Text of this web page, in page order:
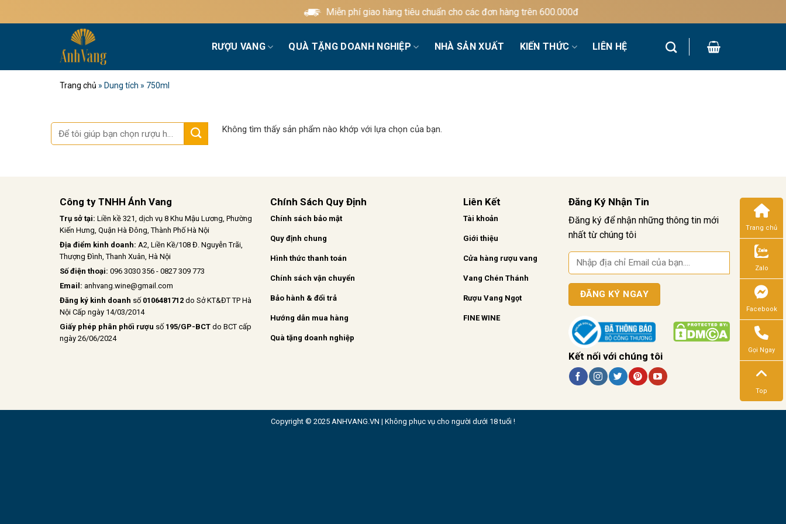
qua
Miễn phí giao hàng tiêu chuẩn cho các đơn hàng trên 600.000đ
RƯỢU VANG QUÀ TẶNG DOANH NGHIỆP NHÀ SẢN XUẤT KIẾN THỨC LIÊN HỆ
Trang chủ » Dung tích » 750ml
Tìm
kiếm:
Không tìm thấy sản phẩm nào khớp với lựa chọn của bạn.
Công ty TNHH Ánh Vang
Trụ sở tại: Liền kề 321, dịch vụ 8 Khu Mậu Lương, Phường
Kiến Hưng, Quận Hà Đông, Thành Phố Hà Nội
Địa điểm kinh doanh: A2, Liền Kề/108 Đ. Nguyễn Trãi,
Thượng Đình, Thanh Xuân, Hà Nội
Số điện thoại: 096 3030 356 - 0827 309 773
Email: anhvang.wine@gmail.com
Đăng ký kinh doanh số 0106481712 do Sở KT&ĐT TP Hà
Nội Cấp ngày 14/03/2014
Giấy phép phân phối rượu số 195/GP-BCT do BCT cấp
ngày 26/06/2024
Chính Sách Quy Định
Chính sách bảo mật
Quy định chung
Hình thức thanh toán
Chính sách vận chuyển
Bảo hành & đổi trả
Hướng dẫn mua hàng
Quà tặng doanh nghiệp
Liên Kết
Tài khoản
Giới thiệu
Cửa hàng rượu vang
Vang Chén Thánh
Rượu Vang Ngọt
FINE WINE
Đăng Ký Nhận Tin
Đăng ký để nhận những thông tin mới
nhất từ chúng tôi
Kết nối với chúng tôi
Copyright © 2025 ANHVANG.VN | Không phục vụ cho người dưới 18 tuổi !
Trang chủ
Zalo
Facebook
Gọi Ngay
Top